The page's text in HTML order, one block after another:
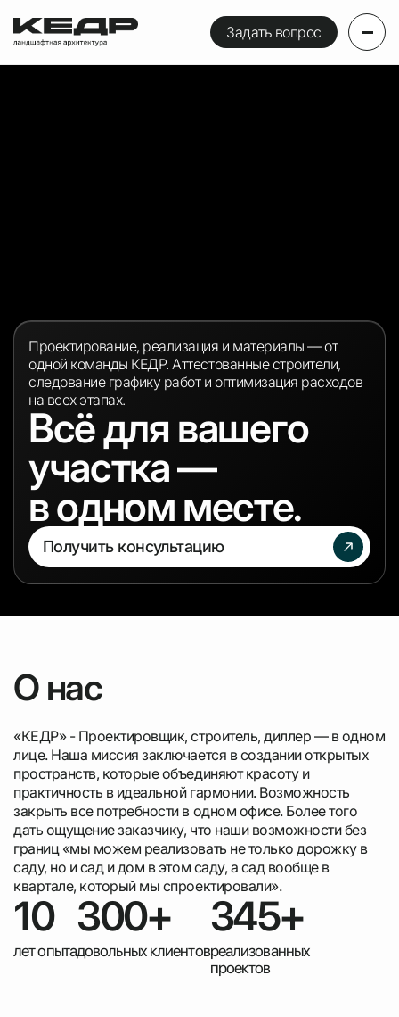
Задать вопрос
Проектирование, реализация и материалы — от
одной команды КЕДР. Аттестованные строители,
следование графику работ и оптимизация расходов
на всех этапах.
Всё для вашего
участка —
в одном месте.
Получить консультацию
О нас
«КЕДР» - Проектировщик, строитель, диллер — в одном
лице. Наша миссия заключается в создании открытых
пространств, которые объединяют красоту и
практичность в идеальной гармонии. Возможность
закрыть все потребности в одном офисе. Более того
дать ощущение заказчику, что наши возможности без
границ «мы можем реализовать не только дорожку в
саду, но и сад и дом в этом саду, а сад вообще в
квартале, который мы спроектировали».
10
лет опыта
300+
довольных клиентов
345+
реализованных
проектов